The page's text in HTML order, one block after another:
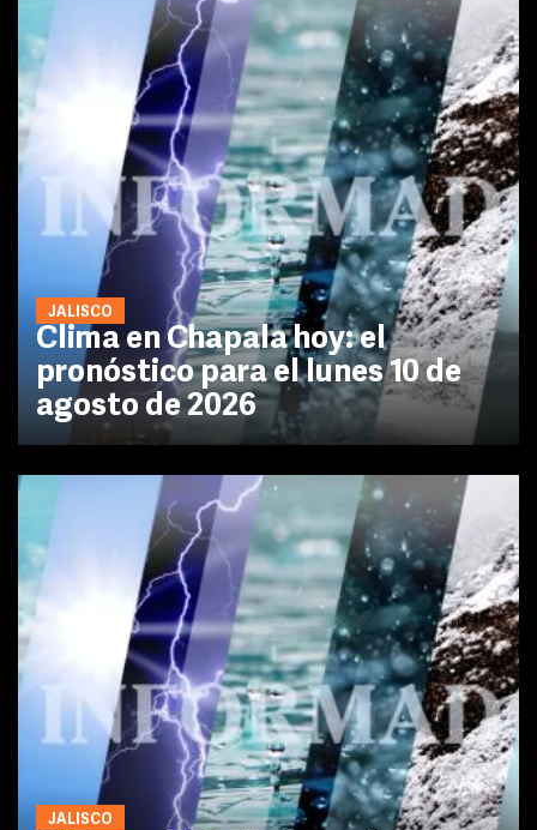
JALISCO
Clima en Chapala hoy: el
pronóstico para el lunes 10 de
agosto de 2026
JALISCO